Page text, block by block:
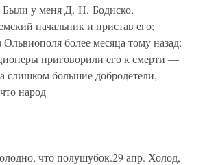
Были у меня Д. Н. Бодиско,
начальник и пристав его;
более месяца тому назад:
приговорили его к смерти —
слишком большие добродетели,
народ
что полушубок.29 апр. Холод,